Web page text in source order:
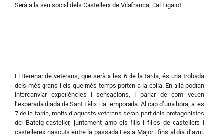
i
Serà a la seu social dels Castellers de Vilafranca, Cal Figarot.
El Berenar de veterans, que serà a les 6 de la tarda, és una trobada
dels més grans i els que més temps porten a la colla. En allà podran
intercanviar experiències i sensacions, i parlar de com veuen
l’esperada diada de Sant Fèlix i la temporada. Al cap d’una hora, a les
7 de la tarda, molts d’aquests veterans seran part dels protagonistes
del Bateig casteller, juntament amb els fills i filles de castellers i
castelleres nascuts entre la passada Festa Major i fins al dia d’avui.